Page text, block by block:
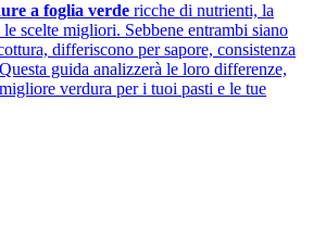
a foglia verde ricche di nutrienti, la
scelte migliori. Sebbene entrambi siano
differiscono per sapore, consistenza
guida analizzerà le loro differenze,
verdura per i tuoi pasti e le tue